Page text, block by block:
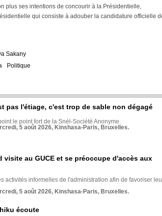
plus ses intentions de concourir à la Présidentielle,
qui consiste à adouber la candidature officielle
Sakany
Politique
pas l'étiage, c'est trop de sable non dégagé
le point fort de la Snél-Société Anonyme.
5 août 2026, Kinshasa-Paris, Bruxelles.
visite au GUCE et se préoccupe d'accès aux
activités informelles de l'administration afin de favoriser
5 août 2026, Kinshasa-Paris, Bruxelles.
écoute